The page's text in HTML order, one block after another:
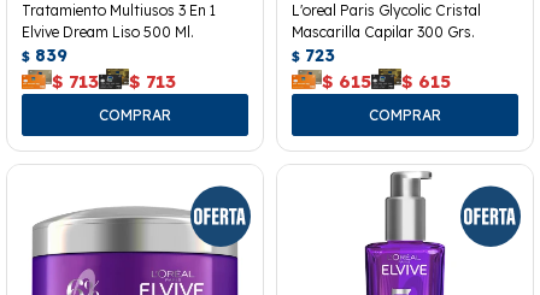
Tratamiento Multiusos 3 En 1
Elvive Dream Liso 500 Ml.
$ 839
$ 713 $ 713
L'oreal Paris Glycolic Cristal
Mascarilla Capilar 300 Grs.
$ 723
$ 615 $ 615